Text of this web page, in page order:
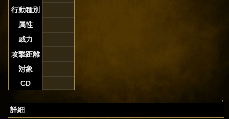
行動種別
属性
威力
攻撃距離
対象
CD
↑
詳細†